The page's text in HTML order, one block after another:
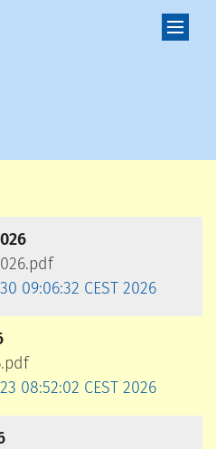
09:06:32 CEST 2026
08:52:02 CEST 2026